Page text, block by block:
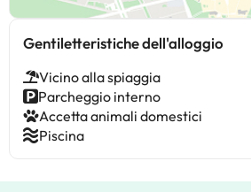
Gentiletteristiche dell'alloggio
Vicino alla spiaggia
Parcheggio interno
Accetta animali domestici
Piscina